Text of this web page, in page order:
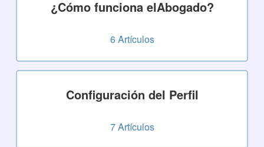
¿Cómo funciona elAbogado?
6Artículos
Configuración del Perfil
7Artículos